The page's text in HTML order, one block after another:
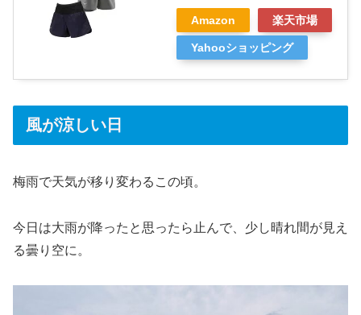
Amazon 楽天市場
Yahooショッピング
風が涼しい日
梅雨で天気が移り変わるこの頃。
今日は大雨が降ったと思ったら止んで、少し晴れ間が見え
る曇り空に。